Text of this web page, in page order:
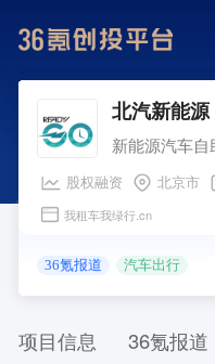
北汽新能源
新能源汽车自
股权融资 北京市
我租车我绿行.cn
36氪报道 汽车出行
项目信息 36氪报道